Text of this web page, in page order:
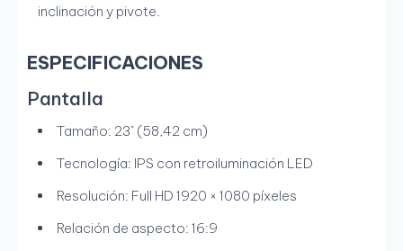
inclinación y pivote.
ESPECIFICACIONES
Pantalla
Tamaño: 23" (58,42 cm)
Tecnología: IPS con retroiluminación LED
Resolución: Full HD 1920 × 1080 píxeles
Relación de aspecto: 16:9